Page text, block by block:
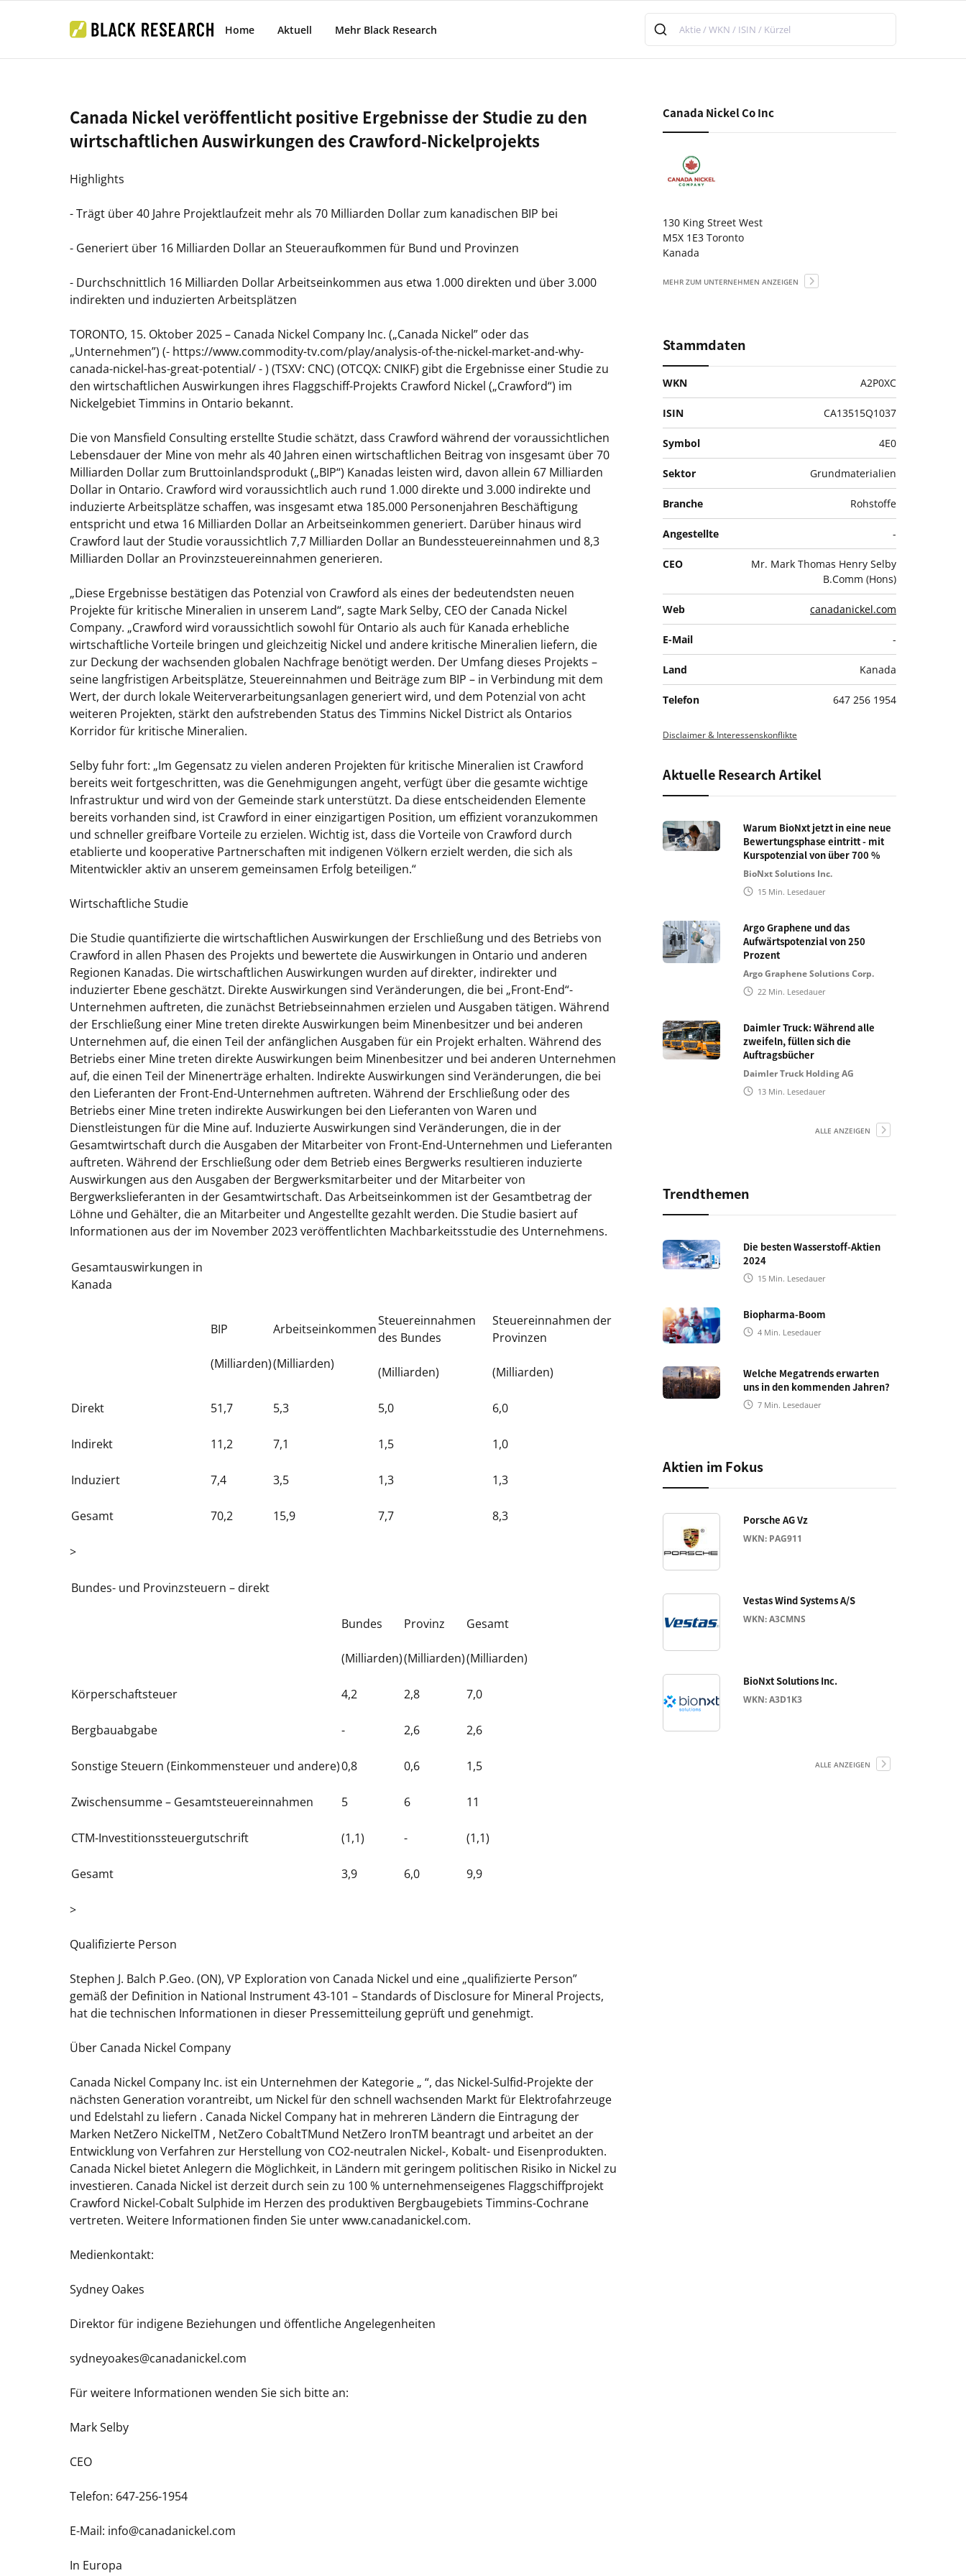
Home Aktuell Mehr Black Research
Canada Nickel veröffentlicht positive Ergebnisse der Studie zu den
wirtschaftlichen Auswirkungen des Crawford-Nickelprojekts
Highlights
- Trägt über 40 Jahre Projektlaufzeit mehr als 70 Milliarden Dollar zum kanadischen BIP bei
- Generiert über 16 Milliarden Dollar an Steueraufkommen für Bund und Provinzen
- Durchschnittlich 16 Milliarden Dollar Arbeitseinkommen aus etwa 1.000 direkten und über 3.000
indirekten und induzierten Arbeitsplätzen
TORONTO, 15. Oktober 2025 – Canada Nickel Company Inc. („Canada Nickel” oder das
„Unternehmen”) (- https://www.commodity-tv.com/play/analysis-of-the-nickel-market-and-why-
canada-nickel-has-great-potential/ - ) (TSXV: CNC) (OTCQX: CNIKF) gibt die Ergebnisse einer Studie zu
den wirtschaftlichen Auswirkungen ihres Flaggschiff-Projekts Crawford Nickel („Crawford“) im
Nickelgebiet Timmins in Ontario bekannt.
Die von Mansfield Consulting erstellte Studie schätzt, dass Crawford während der voraussichtlichen
Lebensdauer der Mine von mehr als 40 Jahren einen wirtschaftlichen Beitrag von insgesamt über 70
Milliarden Dollar zum Bruttoinlandsprodukt („BIP“) Kanadas leisten wird, davon allein 67 Milliarden
Dollar in Ontario. Crawford wird voraussichtlich auch rund 1.000 direkte und 3.000 indirekte und
induzierte Arbeitsplätze schaffen, was insgesamt etwa 185.000 Personenjahren Beschäftigung
entspricht und etwa 16 Milliarden Dollar an Arbeitseinkommen generiert. Darüber hinaus wird
Crawford laut der Studie voraussichtlich 7,7 Milliarden Dollar an Bundessteuereinnahmen und 8,3
Milliarden Dollar an Provinzsteuereinnahmen generieren.
„Diese Ergebnisse bestätigen das Potenzial von Crawford als eines der bedeutendsten neuen
Projekte für kritische Mineralien in unserem Land“, sagte Mark Selby, CEO der Canada Nickel
Company. „Crawford wird voraussichtlich sowohl für Ontario als auch für Kanada erhebliche
wirtschaftliche Vorteile bringen und gleichzeitig Nickel und andere kritische Mineralien liefern, die
zur Deckung der wachsenden globalen Nachfrage benötigt werden. Der Umfang dieses Projekts –
seine langfristigen Arbeitsplätze, Steuereinnahmen und Beiträge zum BIP – in Verbindung mit dem
Wert, der durch lokale Weiterverarbeitungsanlagen generiert wird, und dem Potenzial von acht
weiteren Projekten, stärkt den aufstrebenden Status des Timmins Nickel District als Ontarios
Korridor für kritische Mineralien.
Selby fuhr fort: „Im Gegensatz zu vielen anderen Projekten für kritische Mineralien ist Crawford
bereits weit fortgeschritten, was die Genehmigungen angeht, verfügt über die gesamte wichtige
Infrastruktur und wird von der Gemeinde stark unterstützt. Da diese entscheidenden Elemente
bereits vorhanden sind, ist Crawford in einer einzigartigen Position, um effizient voranzukommen
und schneller greifbare Vorteile zu erzielen. Wichtig ist, dass die Vorteile von Crawford durch
etablierte und kooperative Partnerschaften mit indigenen Völkern erzielt werden, die sich als
Mitentwickler aktiv an unserem gemeinsamen Erfolg beteiligen.“
Wirtschaftliche Studie
Die Studie quantifizierte die wirtschaftlichen Auswirkungen der Erschließung und des Betriebs von
Crawford in allen Phasen des Projekts und bewertete die Auswirkungen in Ontario und anderen
Regionen Kanadas. Die wirtschaftlichen Auswirkungen wurden auf direkter, indirekter und
induzierter Ebene geschätzt. Direkte Auswirkungen sind Veränderungen, die bei „Front-End“-
Unternehmen auftreten, die zunächst Betriebseinnahmen erzielen und Ausgaben tätigen. Während
der Erschließung einer Mine treten direkte Auswirkungen beim Minenbesitzer und bei anderen
Unternehmen auf, die einen Teil der anfänglichen Ausgaben für ein Projekt erhalten. Während des
Betriebs einer Mine treten direkte Auswirkungen beim Minenbesitzer und bei anderen Unternehmen
auf, die einen Teil der Minenerträge erhalten. Indirekte Auswirkungen sind Veränderungen, die bei
den Lieferanten der Front-End-Unternehmen auftreten. Während der Erschließung oder des
Betriebs einer Mine treten indirekte Auswirkungen bei den Lieferanten von Waren und
Dienstleistungen für die Mine auf. Induzierte Auswirkungen sind Veränderungen, die in der
Gesamtwirtschaft durch die Ausgaben der Mitarbeiter von Front-End-Unternehmen und Lieferanten
auftreten. Während der Erschließung oder dem Betrieb eines Bergwerks resultieren induzierte
Auswirkungen aus den Ausgaben der Bergwerksmitarbeiter und der Mitarbeiter von
Bergwerkslieferanten in der Gesamtwirtschaft. Das Arbeitseinkommen ist der Gesamtbetrag der
Löhne und Gehälter, die an Mitarbeiter und Angestellte gezahlt werden. Die Studie basiert auf
Informationen aus der im November 2023 veröffentlichten Machbarkeitsstudie des Unternehmens.
Gesamtauswirkungen in
Kanada
BIP
(Milliarden)
Arbeitseinkommen
(Milliarden)
Steuereinnahmen
des Bundes
(Milliarden)
Steuereinnahmen der
Provinzen
(Milliarden)
Direkt 51,7 5,3 5,0 6,0
Indirekt 11,2 7,1 1,5 1,0
Induziert 7,4 3,5 1,3 1,3
Gesamt 70,2 15,9 7,7 8,3
>
Bundes- und Provinzsteuern – direkt
Bundes
(Milliarden)
Provinz
(Milliarden)
Gesamt
(Milliarden)
Körperschaftsteuer 4,2 2,8 7,0
Bergbauabgabe - 2,6 2,6
Sonstige Steuern (Einkommensteuer und andere)0,8 0,6 1,5
Zwischensumme – Gesamtsteuereinnahmen 5 6 11
CTM-Investitionssteuergutschrift (1,1) - (1,1)
Gesamt 3,9 6,0 9,9
>
Qualifizierte Person
Stephen J. Balch P.Geo. (ON), VP Exploration von Canada Nickel und eine „qualifizierte Person”
gemäß der Definition in National Instrument 43-101 – Standards of Disclosure for Mineral Projects,
hat die technischen Informationen in dieser Pressemitteilung geprüft und genehmigt.
Über Canada Nickel Company
Canada Nickel Company Inc. ist ein Unternehmen der Kategorie „ “, das Nickel-Sulfid-Projekte der
nächsten Generation vorantreibt, um Nickel für den schnell wachsenden Markt für Elektrofahrzeuge
und Edelstahl zu liefern . Canada Nickel Company hat in mehreren Ländern die Eintragung der
Marken NetZero NickelTM , NetZero CobaltTMund NetZero IronTM beantragt und arbeitet an der
Entwicklung von Verfahren zur Herstellung von CO2-neutralen Nickel-, Kobalt- und Eisenprodukten.
Canada Nickel bietet Anlegern die Möglichkeit, in Ländern mit geringem politischen Risiko in Nickel zu
investieren. Canada Nickel ist derzeit durch sein zu 100 % unternehmenseigenes Flaggschiffprojekt
Crawford Nickel-Cobalt Sulphide im Herzen des produktiven Bergbaugebiets Timmins-Cochrane
vertreten. Weitere Informationen finden Sie unter www.canadanickel.com.
Medienkontakt:
Sydney Oakes
Direktor für indigene Beziehungen und öffentliche Angelegenheiten
sydneyoakes@canadanickel.com
Für weitere Informationen wenden Sie sich bitte an:
Mark Selby
CEO
Telefon: 647-256-1954
E-Mail: info@canadanickel.com
In Europa
Canada Nickel Co Inc
130 King Street West
M5X 1E3 Toronto
Kanada
MEHR ZUM UNTERNEHMEN ANZEIGEN
Stammdaten
WKN A2P0XC
ISIN CA13515Q1037
Symbol 4E0
Sektor Grundmaterialien
Branche Rohstoffe
Angestellte -
CEO
Mr. Mark Thomas Henry Selby
B.Comm (Hons)
Web canadanickel.com
E-Mail -
Land Kanada
Telefon 647 256 1954
Disclaimer & Interessenskonflikte
Aktuelle Research Artikel
Warum BioNxt jetzt in eine neue
Bewertungsphase eintritt - mit
Kurspotenzial von über 700 %
BioNxt Solutions Inc.
15 Min. Lesedauer
Argo Graphene und das
Aufwärtspotenzial von 250
Prozent
Argo Graphene Solutions Corp.
22 Min. Lesedauer
Daimler Truck: Während alle
zweifeln, füllen sich die
Auftragsbücher
Daimler Truck Holding AG
13 Min. Lesedauer
ALLE ANZEIGEN
Trendthemen
Die besten Wasserstoff-Aktien
2024
15 Min. Lesedauer
Biopharma-Boom
4 Min. Lesedauer
Welche Megatrends erwarten
uns in den kommenden Jahren?
7 Min. Lesedauer
Aktien im Fokus
Porsche AG Vz
WKN: PAG911
Vestas Wind Systems A/S
WKN: A3CMNS
BioNxt Solutions Inc.
WKN: A3D1K3
ALLE ANZEIGEN